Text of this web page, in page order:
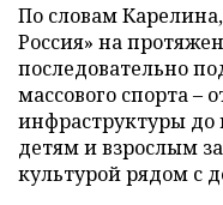
По словам
Россия» на
последовательно
массового спорта –
инфраструктуры
детям и взрослым
культурой рядом с